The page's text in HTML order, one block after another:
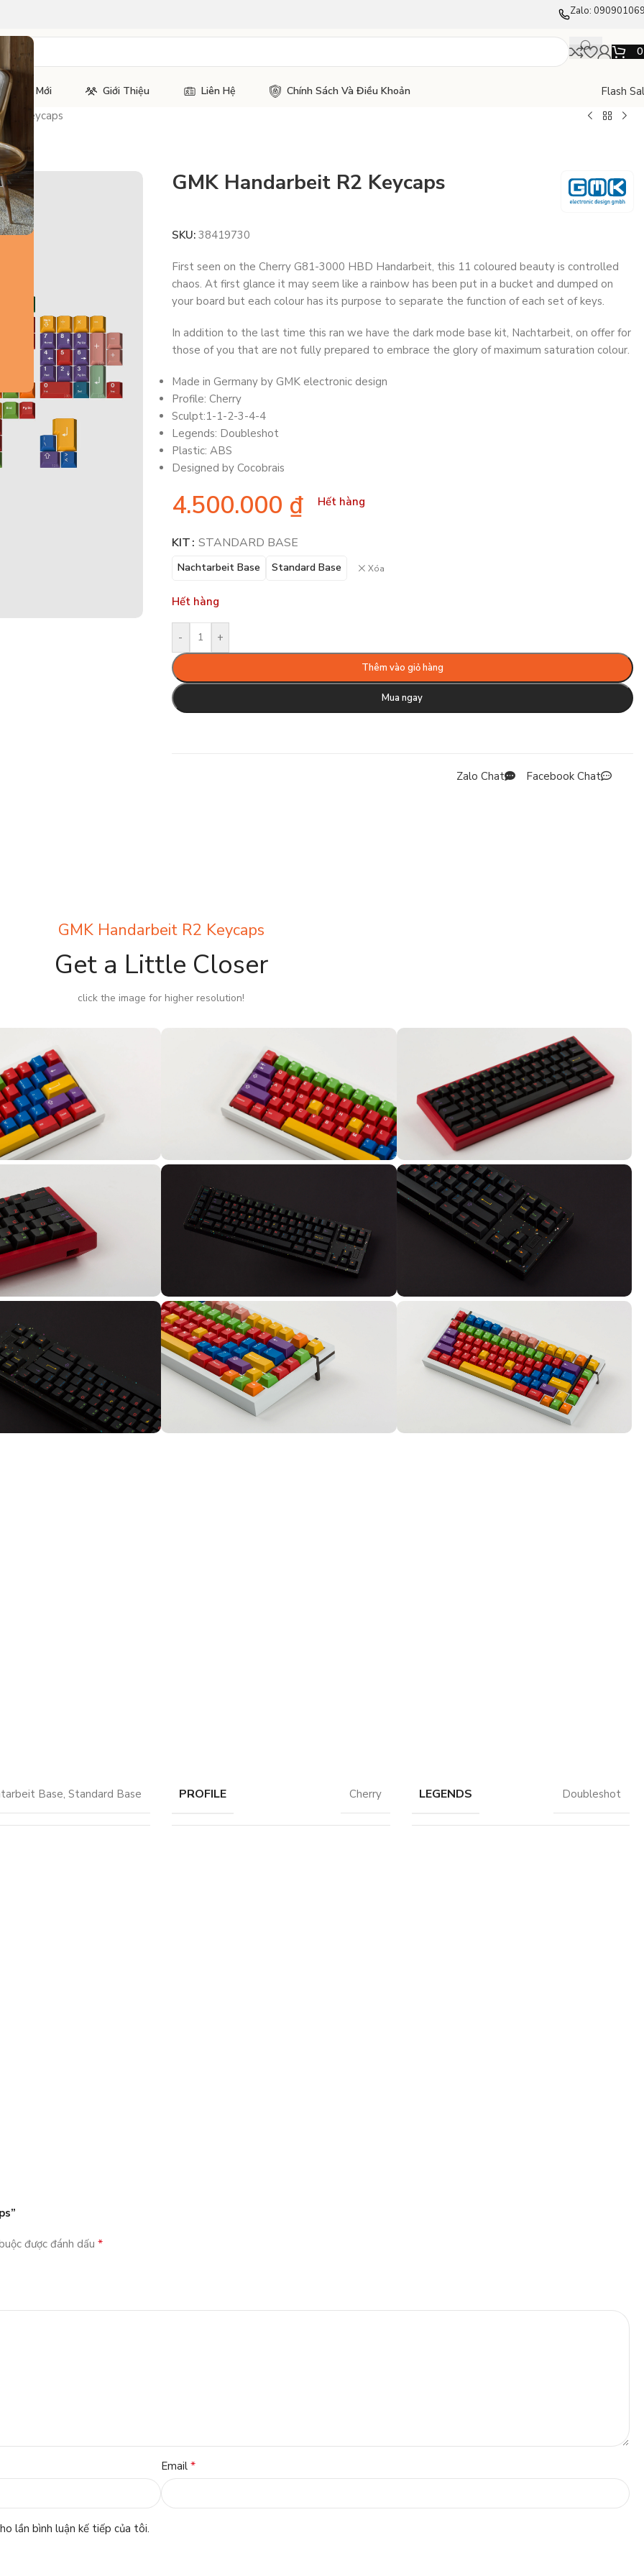
Zalo:
Tức Mới Giới Thiệu Liên Hệ Chính Sách Và Điều Khoản
Flash
Keycaps
GMK Handarbeit R2 Keycaps
SKU: 38419730
First seen on the Cherry G81-3000 HBD Handarbeit, this 11 coloured beauty is controlled
chaos. At first glance it may seem like a rainbow has been put in a bucket and dumped on
your board but each colour has its purpose to separate the function of each set of keys.
In addition to the last time this ran we have the dark mode base kit, Nachtarbeit, on offer for
those of you that are not fully prepared to embrace the glory of maximum saturation colour.
Made in Germany by GMK electronic design
Profile: Cherry
Sculpt:1-1-2-3-4-4
Legends: Doubleshot
Plastic: ABS
Designed by Cocobrais
4.500.000 ₫ Hết hàng
KIT STANDARD BASE
Nachtarbeit Base Standard Base Xóa
Hết hàng
- +
Thêm vào giỏ hàng
Mua ngay
Zalo Chat Facebook Chat
GMK Handarbeit R2 Keycaps
Get a Little Closer
click the image for higher resolution!
Base, Standard Base PROFILE Cherry LEGENDS Doubleshot
được đánh dấu *
Email *
lần bình luận kế tiếp của tôi.